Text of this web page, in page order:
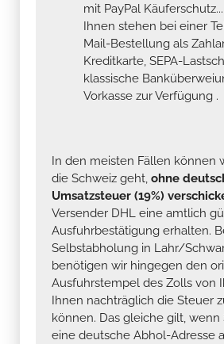
mit PayPal Käuferschutz...
Ihnen stehen bei einer
Mail-Bestellung als
Kreditkarte, SEPA-
klassische
Vorkasse zur Verfügung .
In den meisten Fällen können
die Schweiz geht, ohne
Umsatzsteuer (19%)
Versender DHL eine amtlich
Ausfuhrbestätigung erhalten.
Selbstabholung in Lahr/
benötigen wir hingegen den
Ausfuhrstempel des Zolls von
Ihnen nachträglich die Steuer
können. Das gleiche gilt, wenn
eine deutsche Abhol-Adresse